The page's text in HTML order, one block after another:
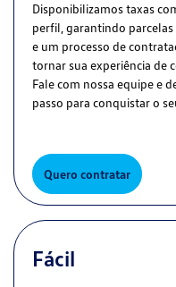
Disponibilizamos taxas
perfil, garantindo
e um processo de
tornar sua experiência de
Fale com nossa equipe e
passo para conquistar o
Quero contratar
Fácil